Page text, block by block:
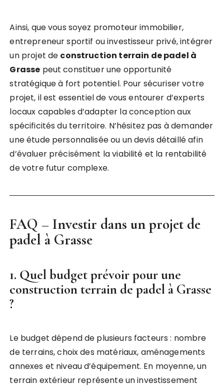
Ainsi, que vous soyez promoteur immobilier,
entrepreneur sportif ou investisseur privé, intégrer
un projet de construction terrain de padel à
Grasse peut constituer une opportunité
stratégique à fort potentiel. Pour sécuriser votre
projet, il est essentiel de vous entourer d’experts
locaux capables d’adapter la conception aux
spécificités du territoire. N’hésitez pas à demander
une étude personnalisée ou un devis détaillé afin
d’évaluer précisément la viabilité et la rentabilité
de votre futur complexe.
FAQ – Investir dans un projet de
padel à Grasse
1. Quel budget prévoir pour une
construction terrain de padel à Grasse
?
Le budget dépend de plusieurs facteurs : nombre
de terrains, choix des matériaux, aménagements
annexes et niveau d’équipement. En moyenne, un
terrain extérieur représente un investissement